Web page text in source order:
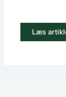
Læs